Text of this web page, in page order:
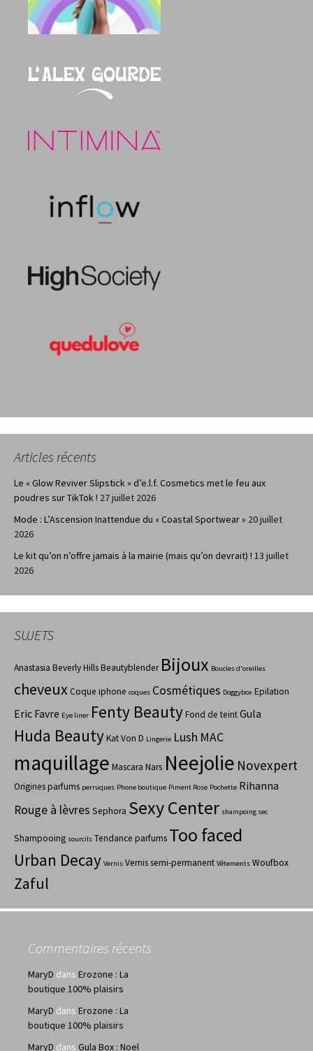
Articles récents
Le « Glow Reviver Slipstick » d’e.l.f. Cosmetics met le feu aux
poudres sur TikTok ! 27 juillet 2026
Mode : L’Ascension Inattendue du « Coastal Sportwear » 20 juillet
2026
Le kit qu’on n’offre jamais à la mairie (mais qu’on devrait) ! 13 juillet
2026
SUJETS
Anastasia Beverly HillsBeautyblender Bijoux Boucles d'oreilles
cheveuxCoque iphone coques Cosmétiques Doggybox Epilation
Eric Favre Eye liner Fenty BeautyFond de teintGula
Huda BeautyKat Von D Lingerie Lush MAC
maquillage Mascara Nars Neejolie Novexpert
Origines parfums perruques Phone boutique Piment Rose Pochette Rihanna
Rouge à lèvres Sephora Sexy Center shampoing sec
Shampooing sourcils Tendance parfums Too faced
Urban Decay Vernis Vernis semi-permanent Vêtements Woufbox
Zaful
Commentaires récents
MaryD dans Erozone : La
boutique 100% plaisirs
MaryD dans Erozone : La
boutique 100% plaisirs
MaryD dans Gula Box : Noel